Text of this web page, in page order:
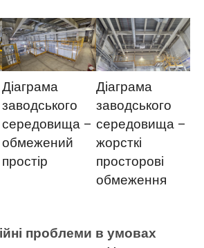
Діаграма
заводського
середовища –
обмежений
простір
Діаграма
заводського
середовища –
жорсткі
просторові
обмеження
проблеми в умовах